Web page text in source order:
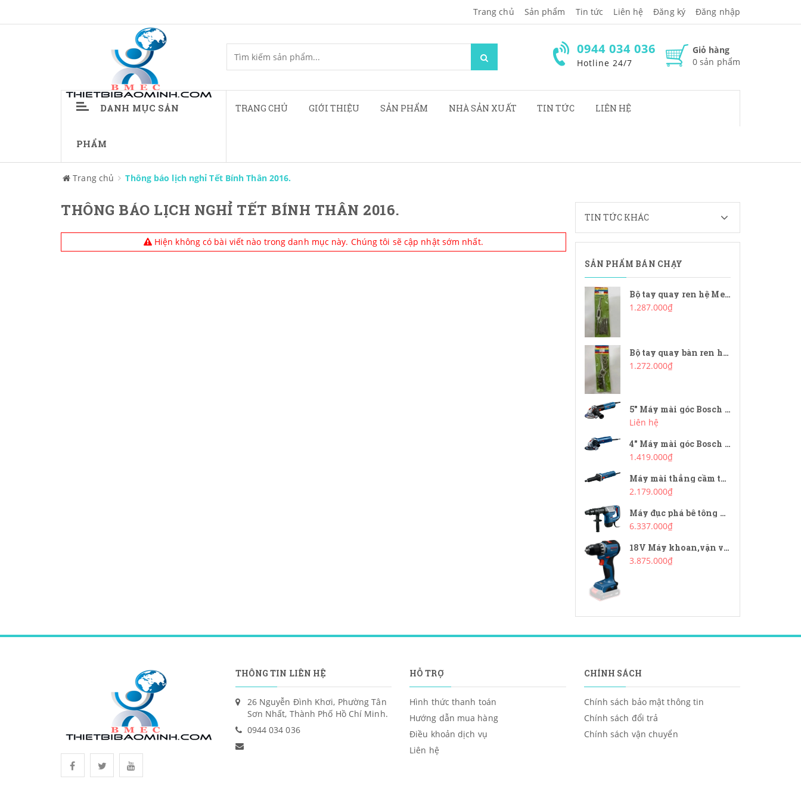
Trang chủ Sản phẩm Tin tức Liên hệ Đăng ký Đăng nhập
Giỏ hàng
0 sản phẩm
0944 034 036
Hotline 24/7
DANH MỤC SẢN
PHẨM
TRANG CHỦ GIỚI THIỆU SẢN PHẨM NHÀ SẢN XUẤT TIN TỨC LIÊN HỆ
Trang chủ Thông báo lịch nghỉ Tết Bính Thân 2016.
THÔNG BÁO LỊCH NGHỈ TẾT BÍNH THÂN 2016.
Hiện không có bài viết nào trong danh mục này. Chúng tôi sẽ cập nhật sớm nhất.
TIN TỨC KHÁC
SẢN PHẨM BÁN CHẠY
Bộ tay quay ren hệ Metric SKC #08023678-03
1.287.000₫
Bộ tay quay bàn ren hệ Metric SKC #06073559-10
1.272.000₫
5" Máy mài góc Bosch GWS 20-125 SB
Liên hệ
4" Máy mài góc Bosch GWS 900-100
1.419.000₫
Máy mài thẳng cầm tay Bosch GGS 5LS
2.179.000₫
Máy đục phá bê tông SDS Max Bosch GSH 500MAX
6.337.000₫
18V Máy khoan,vặn vít dùng pin Bosch GSR18V-52(K7)
3.875.000₫
THÔNG TIN LIÊN HỆ
26 Nguyễn Đình Khơi, Phường Tân
Sơn Nhất, Thành Phố Hồ Chí Minh.
0944 034 036
HỖ TRỢ
Hình thức thanh toán
Hướng dẫn mua hàng
Điều khoản dịch vụ
Liên hệ
CHÍNH SÁCH
Chính sách bảo mật thông tin
Chính sách đổi trả
Chính sách vận chuyển